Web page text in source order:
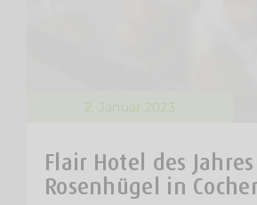
2. Januar 2023
Flair Hotel des
Rosenhügel in